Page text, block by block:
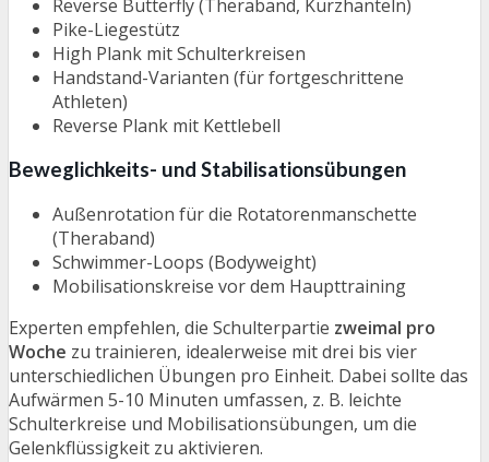
Reverse Butterfly (Theraband, Kurzhanteln)
Pike-Liegestütz
High Plank mit Schulterkreisen
Handstand-Varianten (für fortgeschrittene
Athleten)
Reverse Plank mit Kettlebell
Beweglichkeits- und Stabilisationsübungen
Außenrotation für die Rotatorenmanschette
(Theraband)
Schwimmer-Loops (Bodyweight)
Mobilisationskreise vor dem Haupttraining
Experten empfehlen, die Schulterpartie zweimal pro
Woche zu trainieren, idealerweise mit drei bis vier
unterschiedlichen Übungen pro Einheit. Dabei sollte das
Aufwärmen 5-10 Minuten umfassen, z. B. leichte
Schulterkreise und Mobilisationsübungen, um die
Gelenkflüssigkeit zu aktivieren.